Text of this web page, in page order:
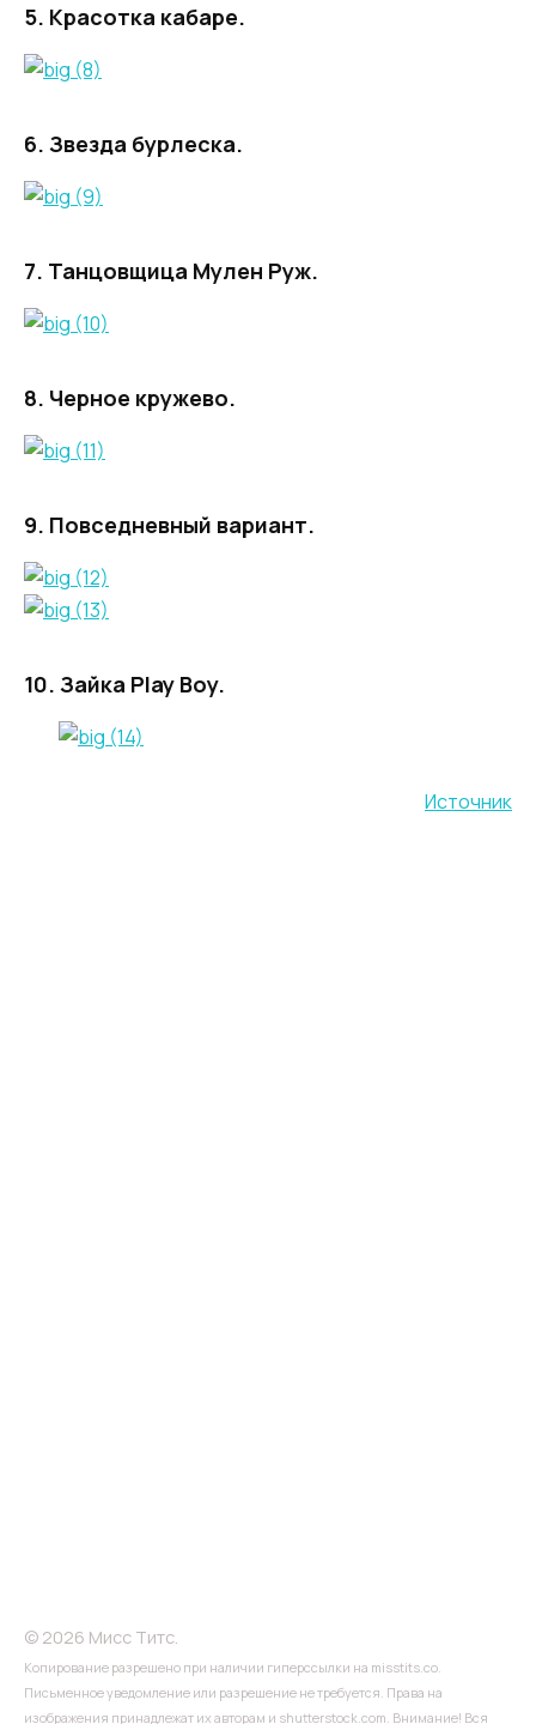
5. Красотка кабаре.
6. Звезда бурлеска.
7. Танцовщица Мулен Руж.
8. Черное кружево.
9. Повседневный вариант.
10. Зайка Play Boy.
Источник
© 2026 Мисс Титс.
Копирование разрешено при наличии гиперссылки на misstits.co.
Письменное уведомление или разрешение не требуется. Права на
изображения принадлежат их авторам и shutterstock.com. Внимание! Вся